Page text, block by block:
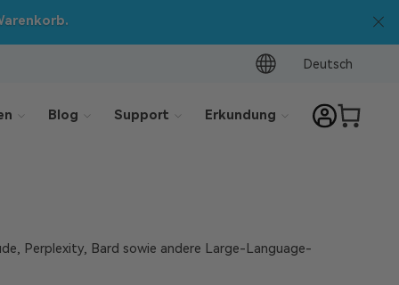
Deutsch
Blog Support Erkundung
Perplexity, Bard sowie andere Large-Language-